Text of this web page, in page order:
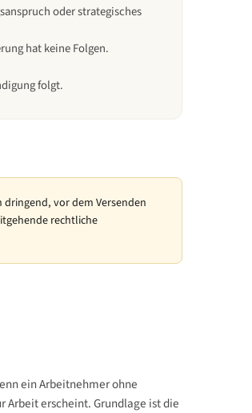
oder strategisches
hat keine Folgen.
folgt.
vor dem Versenden
rechtliche
ein Arbeitnehmer ohne
Arbeit erscheint. Grundlage ist die